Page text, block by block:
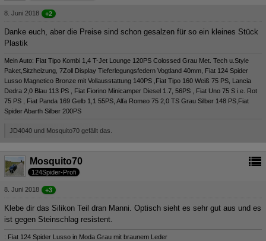
8. Juni 2018 +2
Danke euch, aber die Preise sind schon gesalzen für so ein kleines Stück
Plastik
Mein Auto: Fiat Tipo Kombi 1,4 T-Jet Lounge 120PS Colossed Grau Met. Tech u.Style
Paket,Sitzheizung, 7Zoll Display Tieferlegungsfedern Vogtland 40mm, Fiat 124 Spider
Lusso Magnetico Bronze mit Vollausstattung 140PS ,Fiat Tipo 160 Weiß 75 PS, Lancia
Dedra 2,0 Blau 113 PS , Fiat Fiorino Minicamper Diesel 1.7, 56PS , Fiat Uno 75 S i.e. Rot
75 PS , Fiat Panda 169 Gelb 1,1 55PS, Alfa Romeo 75 2,0 TS Grau Silber 148 PS,Fiat
Spider Abarth Silber 200PS
JD4040 und Mosquito70 gefällt das.
Mosquito70
124Spider-Profi
8. Juni 2018 +3
Klebe dir das Silikon Teil dran Manni. Optisch sieht es sehr gut aus und es
ist gegen Steinschlag resistent.
: Fiat 124 Spider Lusso in Moda Grau mit braunem Leder